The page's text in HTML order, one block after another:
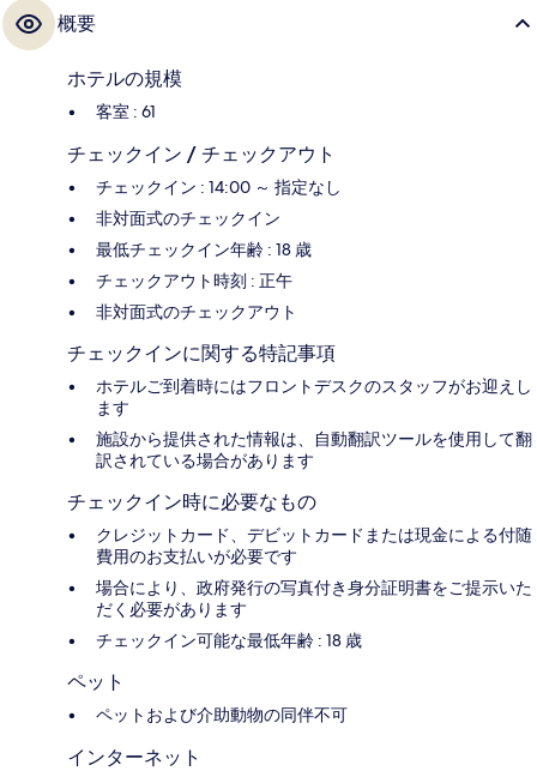
概要
ホテルの規模
客室 : 61
チェックイン / チェックアウト
チェックイン : 14:00 ～ 指定なし
非対面式のチェックイン
最低チェックイン年齢 : 18 歳
チェックアウト時刻 : 正午
非対面式のチェックアウト
チェックインに関する特記事項
ホテルご到着時にはフロントデスクのスタッフがお迎えし
ます
施設から提供された情報は、自動翻訳ツールを使用して翻
訳されている場合があります
チェックイン時に必要なもの
クレジットカード、デビットカードまたは現金による付随
費用のお支払いが必要です
場合により、政府発行の写真付き身分証明書をご提示いた
だく必要があります
チェックイン可能な最低年齢 : 18 歳
ペット
ペットおよび介助動物の同伴不可
インターネット